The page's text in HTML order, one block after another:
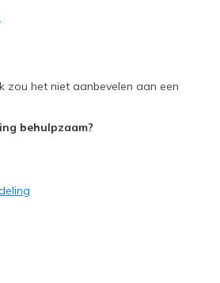
zou het niet aanbevelen aan een
behulpzaam?